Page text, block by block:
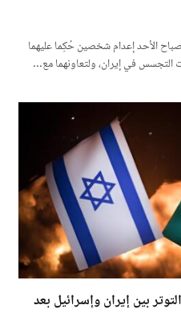
صباح الأحد إعدام شخصين حُكِما عليهما
التجسس في إيران، ولتعاونهما مع…
بين إيران وإسرائيل بعد